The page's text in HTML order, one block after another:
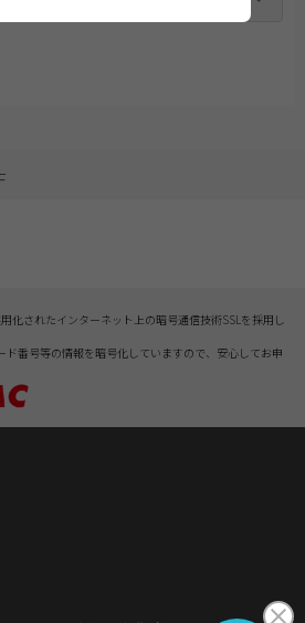
化されたインターネット上の暗号通信技術SSLを採用し
ド番号等の情報を暗号化していますので、安心してお申